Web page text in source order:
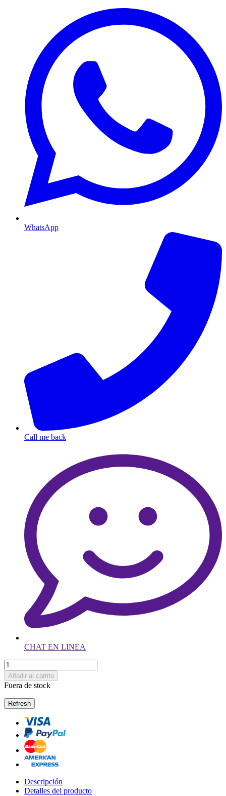
WhatsApp
Call me back
CHAT EN LINEA
Añadir al carrito
Fuera de stock
Descripción
Detalles del producto